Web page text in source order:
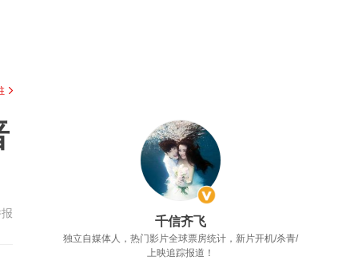
千信齐飞
独立自媒体人，热门影片全球票房统计，新片开机/杀青/
上映追踪报道！